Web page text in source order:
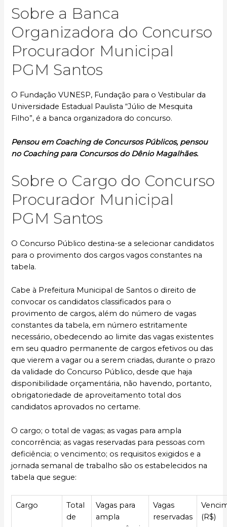
Sobre a Banca
Organizadora do Concurso
Procurador Municipal
PGM Santos
O Fundação VUNESP, Fundação para o Vestibular da
Universidade Estadual Paulista “Júlio de Mesquita
Filho”, é a banca organizadora do concurso.
Pensou em Coaching de Concursos Públicos, pensou
no Coaching para Concursos do Dênio Magalhães.
Sobre o Cargo do Concurso
Procurador Municipal
PGM Santos
O Concurso Público destina-se a selecionar candidatos
para o provimento dos cargos vagos constantes na
tabela.
Cabe à Prefeitura Municipal de Santos o direito de
convocar os candidatos classificados para o
provimento de cargos, além do número de vagas
constantes da tabela, em número estritamente
necessário, obedecendo ao limite das vagas existentes
em seu quadro permanente de cargos efetivos ou das
que vierem a vagar ou a serem criadas, durante o prazo
da validade do Concurso Público, desde que haja
disponibilidade orçamentária, não havendo, portanto,
obrigatoriedade de aproveitamento total dos
candidatos aprovados no certame.
O cargo; o total de vagas; as vagas para ampla
concorrência; as vagas reservadas para pessoas com
deficiência; o vencimento; os requisitos exigidos e a
jornada semanal de trabalho são os estabelecidos na
tabela que segue:
Cargo
Total
de
Vagas para
ampla
Vagas
reservadas
(R$)